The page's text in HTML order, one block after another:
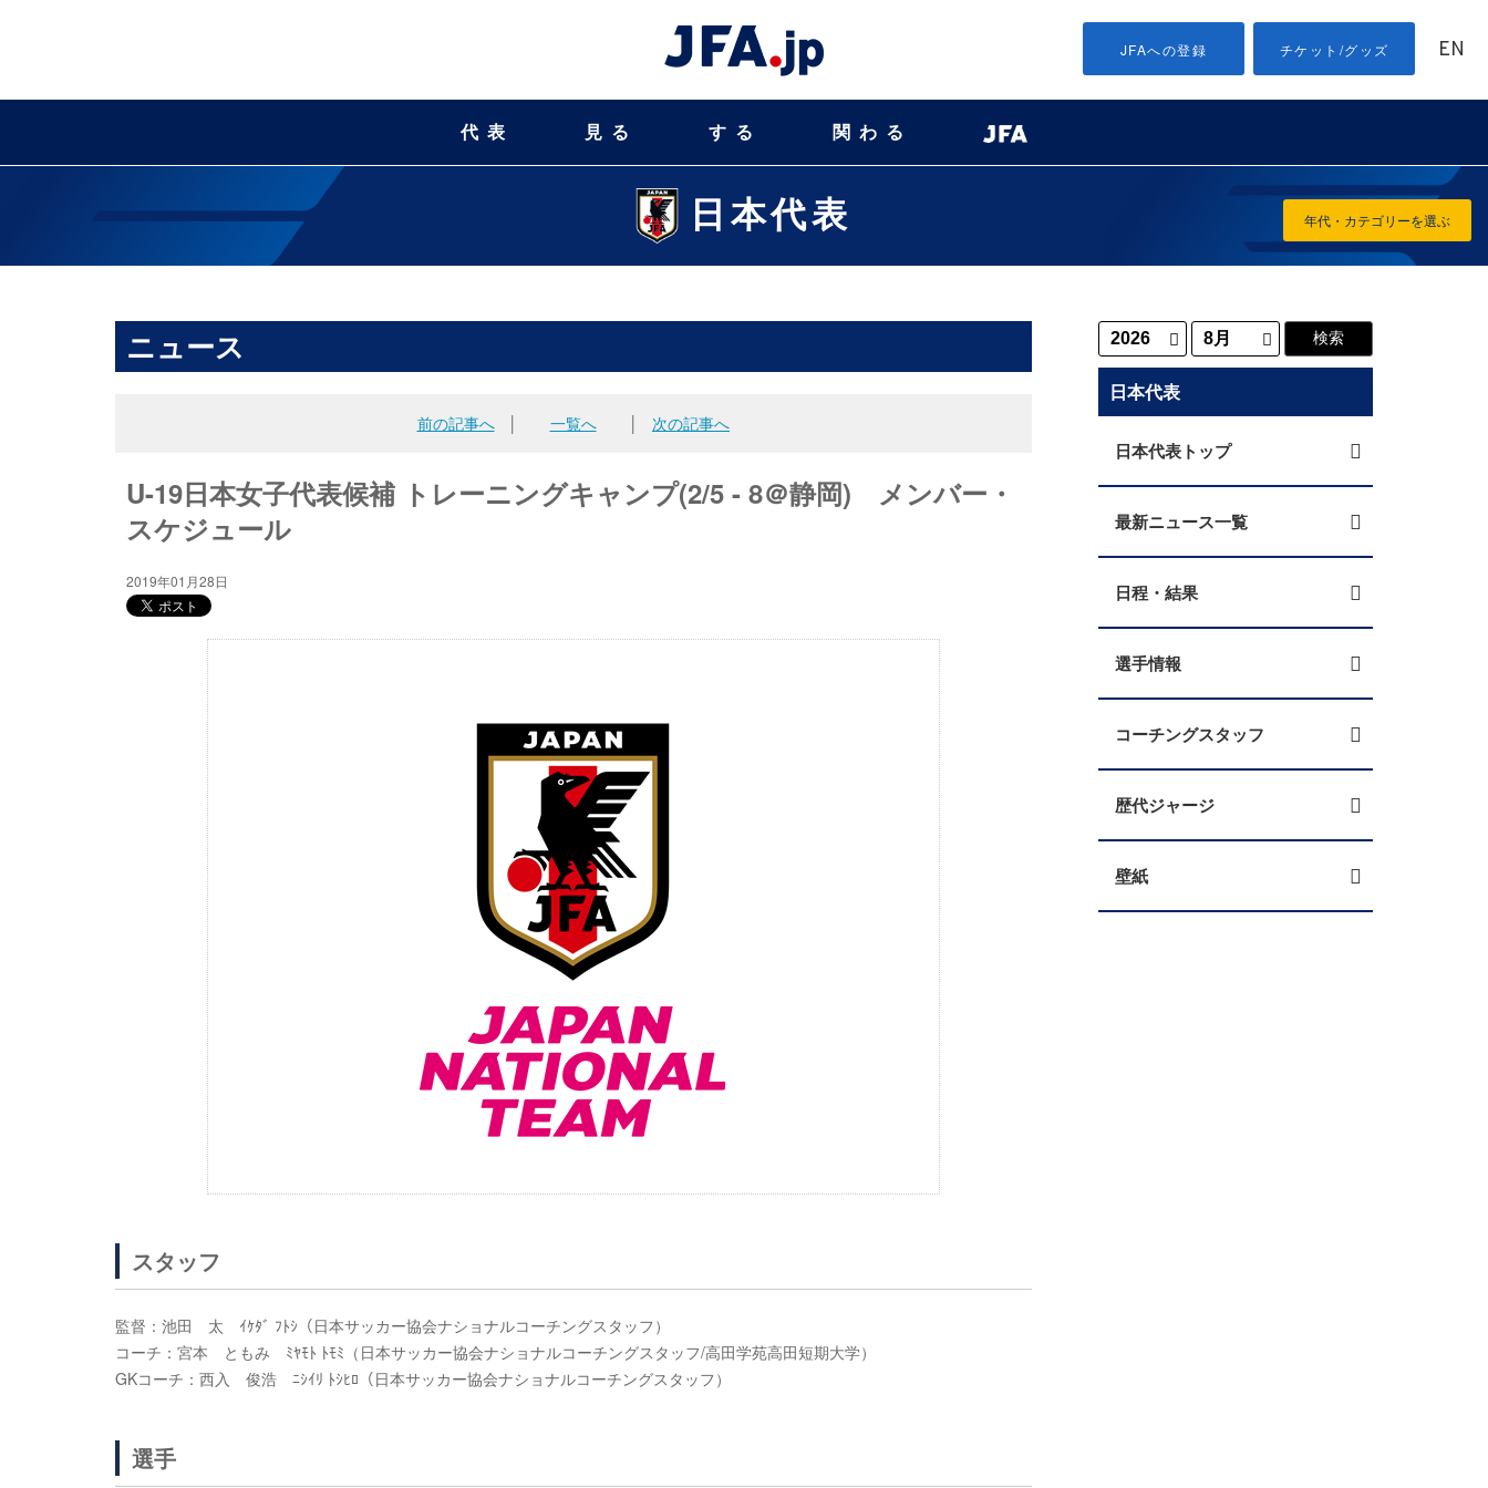
JFAへの登録 チケット/グッズ EN
代表 見る する 関わる
日本代表 年代・カテゴリーを選ぶ
ニュース
前の記事へ│ 一覧へ 次の記事へ
U-19日本女子代表候補 トレーニングキャンプ(2/5 - 8＠静岡) メンバー・
スケジュール
2019年01月28日
スタッフ
監督：池田 太 ｲｹﾀﾞ ﾌﾄｼ（日本サッカー協会ナショナルコーチングスタッフ）
コーチ：宮本 ともみ ﾐﾔﾓﾄ ﾄﾓﾐ（日本サッカー協会ナショナルコーチングスタッフ/高田学苑高田短期大学）
GKコーチ：西入 俊浩 ﾆｼｲﾘ ﾄｼﾋﾛ（日本サッカー協会ナショナルコーチングスタッフ）
選手
日本代表
日本代表トップ
最新ニュース一覧
日程・結果
選手情報
コーチングスタッフ
歴代ジャージ
壁紙